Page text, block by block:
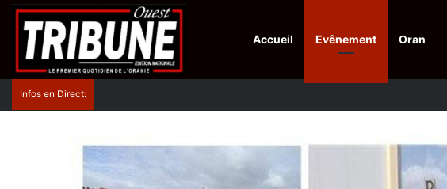
Accueil Evênement Oran
Infos en Direct: